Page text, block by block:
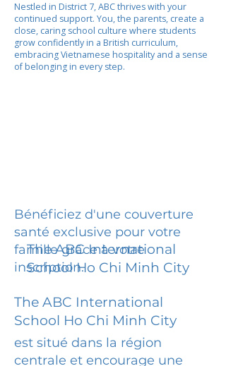
Nestled in District 7, ABC thrives with your
continued support. You, the parents, create a
close, caring school culture where students
grow confidently in a British curriculum,
embracing Vietnamese hospitality and a sense
of belonging in every step.
Bénéficiez d'une couverture
santé exclusive pour votre
famille grâce à votre
inscription.
The ABC International
School Ho Chi Minh City
The ABC International
School Ho Chi Minh City
est situé dans la région
centrale et encourage une